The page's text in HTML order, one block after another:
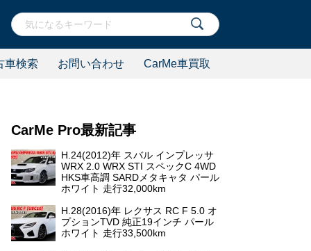
車検索 お問い合わせ CarMe車買取
CarMe Pro最新記事
H.24(2012)年 スバル インプレッサ
WRX 2.0 WRX STI スペックC 4WD
HKS車高調 SARDメタキャタ パール
ホワイト 走行32,000km
H.28(2016)年 レクサス RC F 5.0 オ
プションTVD 純正19インチ パール
ホワイト 走行33,500km